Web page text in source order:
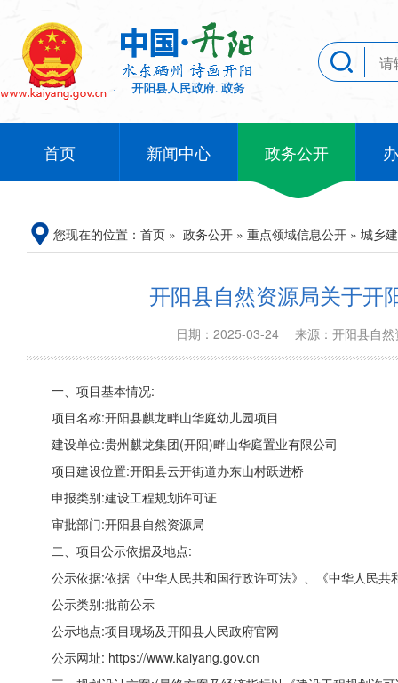
首页 新闻中心 政务公开
您现在的位置： 首页 » 政务公开 » 重点领域信息公开 » 城乡
开阳县自然资源局关于开
日期：2025-03-24 来源：开阳县自
一、项目基本情况:
项目名称:开阳县麒龙畔山华庭幼儿园项目
建设单位:贵州麒龙集团(开阳)畔山华庭置业有限公司
项目建设位置:开阳县云开街道办东山村跃进桥
申报类别:建设工程规划许可证
审批部门:开阳县自然资源局
二、项目公示依据及地点:
公示依据:依据《中华人民共和国行政许可法》、《中华人民
公示类别:批前公示
公示地点:项目现场及开阳县人民政府官网
公示网址: https://www.kaiyang.gov.cn